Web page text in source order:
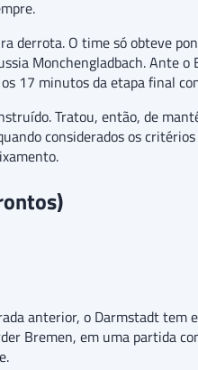
derrota. O time só obteve
Monchengladbach. Ante
17 minutos da etapa final
Tratou, então, de
considerados os
anterior, o Darmstadt tem
Bremen, em uma partida